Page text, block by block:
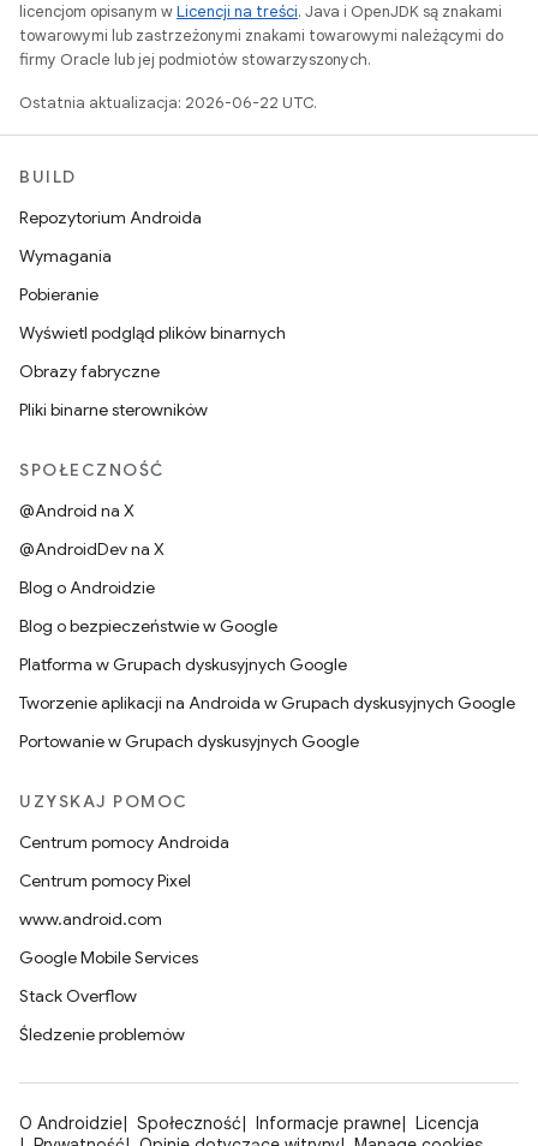
licencjom opisanym wLicencji na treści. Java i OpenJDK są znakami
towarowymi lub zastrzeżonymi znakami towarowymi należącymi do
firmy Oracle lub jej podmiotów stowarzyszonych.
Ostatnia aktualizacja: 2026-06-22 UTC.
BUILD
Repozytorium Androida
Wymagania
Pobieranie
Wyświetl podgląd plików binarnych
Obrazy fabryczne
Pliki binarne sterowników
SPOŁECZNOŚĆ
@Android na X
@AndroidDev na X
Blog o Androidzie
Blog o bezpieczeństwie w Google
Platforma w Grupach dyskusyjnych Google
Tworzenie aplikacji na Androida w Grupach dyskusyjnych Google
Portowanie w Grupach dyskusyjnych Google
UZYSKAJ POMOC
Centrum pomocy Androida
Centrum pomocy Pixel
www.android.com
Google Mobile Services
Stack Overflow
Śledzenie problemów
O Androidzie Społeczność Informacje prawne
Licencja